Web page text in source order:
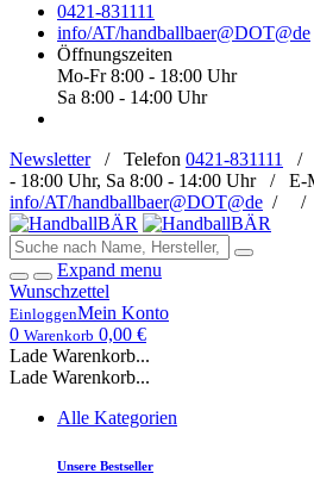
0421-831111
info/AT/handballbaer@DOT@de
Öffnungszeiten
Mo-Fr 8:00 - 18:00 Uhr
Sa 8:00 - 14:00 Uhr
Newsletter/ Telefon 0421-831111 /
- 18:00 Uhr, Sa 8:00 - 14:00 Uhr / E-
info/AT/handballbaer@DOT@de / /
Expand menu
Wunschzettel
EinloggenMein Konto
0 Warenkorb 0,00 €
Lade Warenkorb...
Lade Warenkorb...
Alle Kategorien
Unsere Bestseller